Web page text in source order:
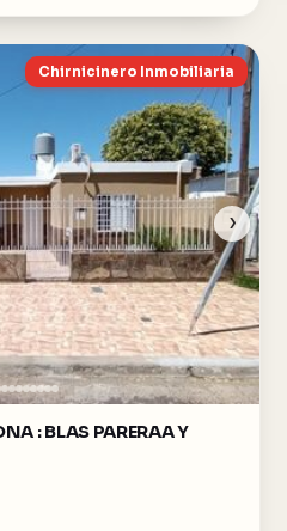
›
Chirnicinero Inmobiliaria
: BLAS PARERAA Y